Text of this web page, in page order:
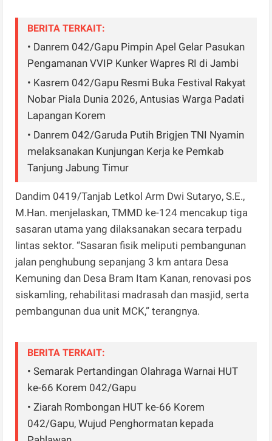
BERITA TERKAIT:
• Danrem 042/Gapu Pimpin Apel Gelar Pasukan
Pengamanan VVIP Kunker Wapres RI di Jambi
• Kasrem 042/Gapu Resmi Buka Festival Rakyat
Nobar Piala Dunia 2026, Antusias Warga Padati
Lapangan Korem
• Danrem 042/Garuda Putih Brigjen TNI Nyamin
melaksanakan Kunjungan Kerja ke Pemkab
Tanjung Jabung Timur
Dandim 0419/Tanjab Letkol Arm Dwi Sutaryo, S.E.,
M.Han. menjelaskan, TMMD ke-124 mencakup tiga
sasaran utama yang dilaksanakan secara terpadu
lintas sektor. “Sasaran fisik meliputi pembangunan
jalan penghubung sepanjang 3 km antara Desa
Kemuning dan Desa Bram Itam Kanan, renovasi pos
siskamling, rehabilitasi madrasah dan masjid, serta
pembangunan dua unit MCK,” terangnya.
BERITA TERKAIT:
• Semarak Pertandingan Olahraga Warnai HUT
ke-66 Korem 042/Gapu
• Ziarah Rombongan HUT ke-66 Korem
042/Gapu, Wujud Penghormatan kepada